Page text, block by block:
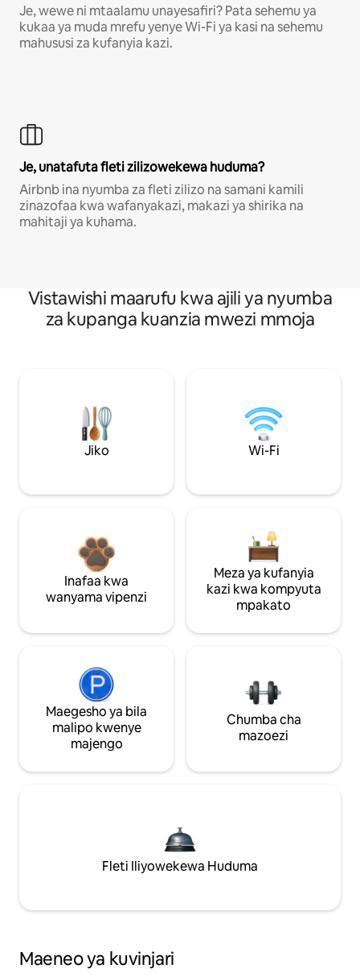
Je, wewe ni mtaalamu unayesafiri? Pata sehemu ya
kukaa ya muda mrefu yenye Wi-Fi ya kasi na sehemu
mahususi za kufanyia kazi.
Je, unatafuta fleti zilizowekewa huduma?
Airbnb ina nyumba za fleti zilizo na samani kamili
zinazofaa kwa wafanyakazi, makazi ya shirika na
mahitaji ya kuhama.
Vistawishi maarufu kwa ajili ya nyumba
za kupanga kuanzia mwezi mmoja
Jiko Wi-Fi
Inafaa kwa
wanyama vipenzi
Meza ya kufanyia
kazi kwa kompyuta
mpakato
Maegesho ya bila
malipo kwenye
majengo
Chumba cha
mazoezi
Fleti Iliyowekewa Huduma
Maeneo ya kuvinjari